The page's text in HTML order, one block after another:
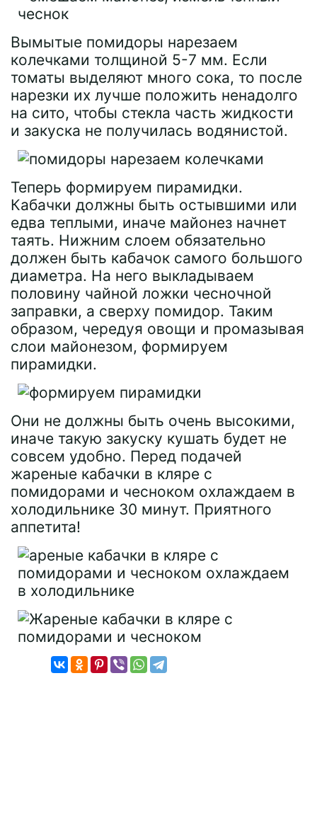
Вымытые помидоры нарезаем
колечками толщиной 5-7 мм. Если
томаты выделяют много сока, то после
нарезки их лучше положить ненадолго
на сито, чтобы стекла часть жидкости
и закуска не получилась водянистой.
Теперь формируем пирамидки.
Кабачки должны быть остывшими или
едва теплыми, иначе майонез начнет
таять. Нижним слоем обязательно
должен быть кабачок самого большого
диаметра. На него выкладываем
половину чайной ложки чесночной
заправки, а сверху помидор. Таким
образом, чередуя овощи и промазывая
слои майонезом, формируем
пирамидки.
Они не должны быть очень высокими,
иначе такую закуску кушать будет не
совсем удобно. Перед подачей
жареные кабачки в кляре с
помидорами и чесноком охлаждаем в
холодильнике 30 минут. Приятного
аппетита!